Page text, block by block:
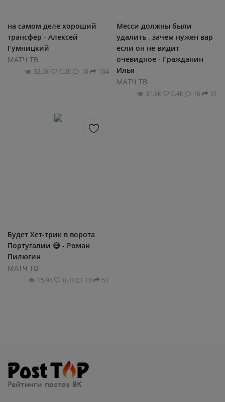
на самом деле хороший
трансфер - Алексей
Гумницкий
МАТЧ ТВ
32.6К 0.2К 10 104
Месси должны были
удалить , зачем нужен вар
если он не видит
очевидное - Гражданин
Илья
МАТЧ ТВ
31.8К 0.4К 16 31
Будет Хет-трик в ворота
Португалии 😅 - Роман
Пилюгин
МАТЧ ТВ
15.9К 0.4К 18 51